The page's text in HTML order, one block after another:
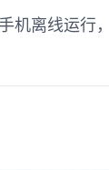
机离线运行